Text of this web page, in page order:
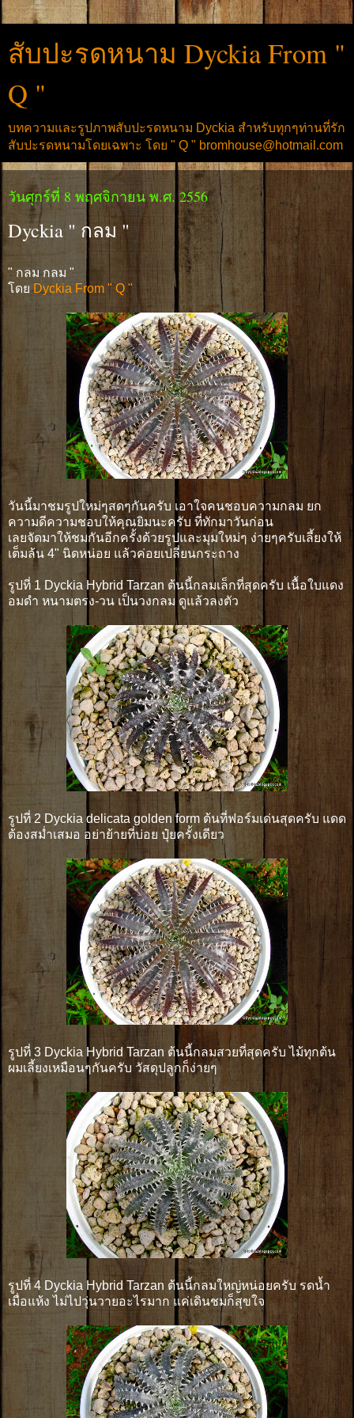
สับปะรดหนาม Dyckia From "
Q "
บทความและรูปภาพสับปะรดหนาม Dyckia สำหรับทุกๆท่านที่รัก
สับปะรดหนามโดยเฉพาะ โดย " Q " bromhouse@hotmail.com
วันศุกร์ที่ 8 พฤศจิกายน พ.ศ. 2556
Dyckia " กลม "
" กลม กลม "
โดยDyckia From " Q "
วันนี้มาชมรูปใหม่ๆสดๆกันครับ เอาใจคนชอบความกลม ยก
ความดีความชอบให้คุณยิมนะครับ ที่ทักมาวันก่อน
เลยจัดมาให้ชมกันอีกครั้งด้วยรูปและมุมใหม่ๆ ง่ายๆครับเลี้ยงให้
เต็มล้น 4" นิดหน่อย แล้วค่อยเปลี่ยนกระถาง
รูปที่ 1 Dyckia Hybrid Tarzan ต้นนี้กลมเล็กที่สุดครับ เนื้อใบแดง
อมดำ หนามตรง-วน เป็นวงกลม ดูแล้วลงตัว
รูปที่ 2 Dyckia delicata golden form ต้นที่ฟอร์มเด่นสุดครับ แดด
ต้องสม่ำเสมอ อย่าย้ายที่บ่อย ปุ๋ยครั้งเดียว
รูปที่ 3 Dyckia Hybrid Tarzan ต้นนี้กลมสวยที่สุดครับ ไม้ทุกต้น
ผมเลี้ยงเหมือนๆกันครับ วัสดุปลูกก็ง่ายๆ
รูปที่ 4 Dyckia Hybrid Tarzan ต้นนี้กลมใหญ่หน่อยครับ รดน้ำ
เมื่อแห้ง ไม่ไปวุ่นวายอะไรมาก แค่เดินชมก็สุขใจ